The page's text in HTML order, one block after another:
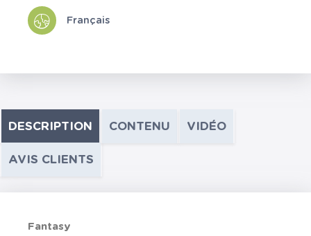
Français
DESCRIPTION CONTENU VIDÉO
AVIS CLIENTS
Fantasy